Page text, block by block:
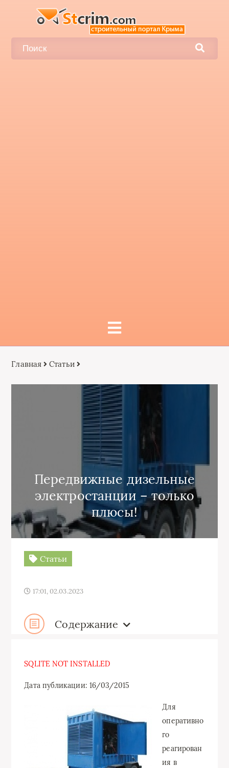
Главная Статьи
Передвижные дизельные
электростанции – только
плюсы!
Статьи
17:01, 02.03.2023
Содержание
SQLITE NOT INSTALLED
Дата публикации: 16/03/2015
Для
оперативно
го
реагирован
ия в